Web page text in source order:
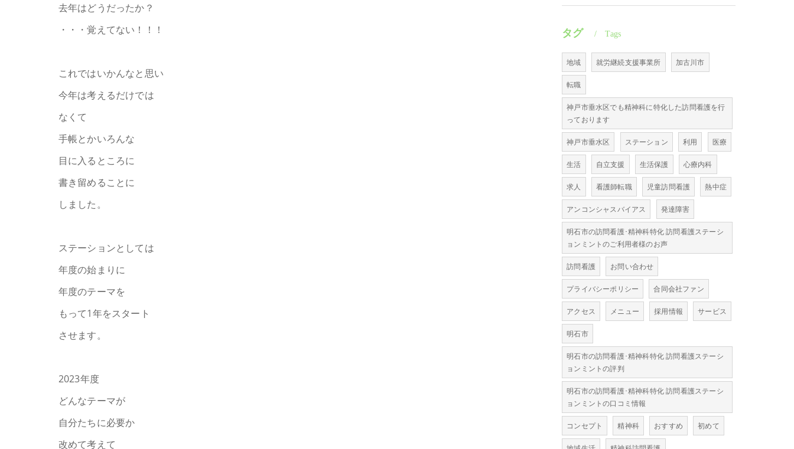
去年はどうだったか？
・・・覚えてない！！！
これではいかんなと思い
今年は考えるだけでは
なくて
手帳とかいろんな
目に入るところに
書き留めることに
しました。
ステーションとしては
年度の始まりに
年度のテーマを
もって1年をスタート
させます。
2023年度
どんなテーマが
自分たちに必要か
改めて考えて
タグ Tags
地域 就労継続支援事業所 加古川市
転職
神戸市垂水区でも精神科に特化した訪問看護を行
っております
神戸市垂水区 ステーション 利用 医療
生活 自立支援 生活保護 心療内科
求人 看護師転職 児童訪問看護 熱中症
アンコンシャスバイアス 発達障害
明石市の訪問看護･精神科特化 訪問看護ステーシ
ョンミントのご利用者様のお声
訪問看護 お問い合わせ
プライバシーポリシー 合同会社ファン
アクセス メニュー 採用情報 サービス
明石市
明石市の訪問看護･精神科特化 訪問看護ステーシ
ョンミントの評判
明石市の訪問看護･精神科特化 訪問看護ステーシ
ョンミントの口コミ情報
コンセプト 精神科 おすすめ 初めて